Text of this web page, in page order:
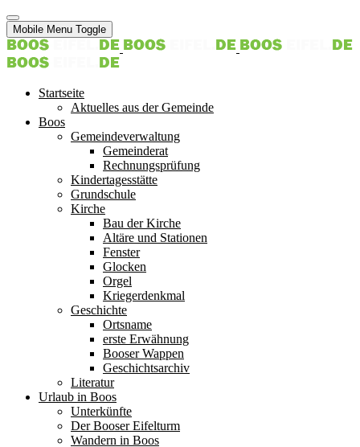
Mobile Menu Toggle
Startseite
Aktuelles aus der Gemeinde
Boos
Gemeindeverwaltung
Gemeinderat
Rechnungsprüfung
Kindertagesstätte
Grundschule
Kirche
Bau der Kirche
Altäre und Stationen
Fenster
Glocken
Orgel
Kriegerdenkmal
Geschichte
Ortsname
erste Erwähnung
Booser Wappen
Geschichtsarchiv
Literatur
Urlaub in Boos
Unterkünfte
Der Booser Eifelturm
Wandern in Boos